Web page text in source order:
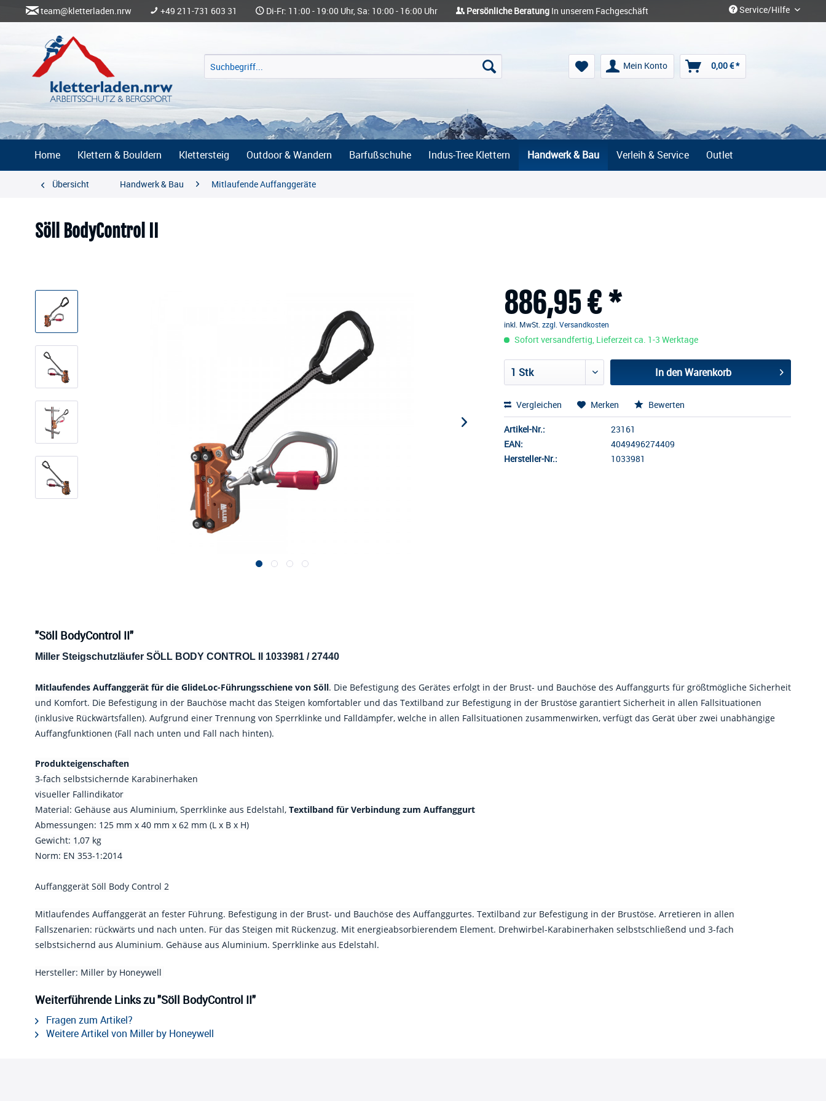
team@kletterladen.nrw +49 211-731 603 31 Di-Fr: 11:00 - 19:00 Uhr, Sa: 10:00 - 16:00 Uhr Persönliche Beratung In unserem Fachgeschäft Service/Hilfe
Mein Konto 0,00 € *
Home Klettern & Bouldern Klettersteig Outdoor & Wandern Barfußschuhe Indus-Tree Klettern Handwerk & Bau Verleih & Service Outlet
Übersicht Handwerk & Bau Mitlaufende Auffanggeräte
Söll BodyControl II
886,95 € *
inkl. MwSt. zzgl. Versandkosten
Sofort versandfertig, Lieferzeit ca. 1-3 Werktage
In denWarenkorb
Vergleichen Merken Bewerten
Artikel-Nr.:
23161
EAN:
4049496274409
Hersteller-Nr.:
1033981
"Söll BodyControl II"
Miller Steigschutzläufer SÖLL BODY CONTROL II 1033981 / 27440
Mitlaufendes Auffanggerät für die GlideLoc-Führungsschiene von Söll. Die Befestigung des Gerätes erfolgt in der Brust- und Bauchöse des Auffanggurts für größtmögliche Sicherheit
und Komfort. Die Befestigung in der Bauchöse macht das Steigen komfortabler und das Textilband zur Befestigung in der Brustöse garantiert Sicherheit in allen Fallsituationen
(inklusive Rückwärtsfallen). Aufgrund einer Trennung von Sperrklinke und Falldämpfer, welche in allen Fallsituationen zusammenwirken, verfügt das Gerät über zwei unabhängige
Auffangfunktionen (Fall nach unten und Fall nach hinten).
Produkteigenschaften
3-fach selbstsichernde Karabinerhaken
visueller Fallindikator
Material: Gehäuse aus Aluminium, Sperrklinke aus Edelstahl, Textilband für Verbindung zum Auffanggurt
Abmessungen: 125 mm x 40 mm x 62 mm (L x B x H)
Gewicht: 1,07 kg
Norm: EN 353-1:2014
Auffanggerät Söll Body Control 2
Mitlaufendes Auffanggerät an fester Führung. Befestigung in der Brust- und Bauchöse des Auffanggurtes. Textilband zur Befestigung in der Brustöse. Arretieren in allen
Fallszenarien: rückwärts und nach unten. Für das Steigen mit Rückenzug. Mit energieabsorbierendem Element. Drehwirbel-Karabinerhaken selbstschließend und 3-fach
selbstsichernd aus Aluminium. Gehäuse aus Aluminium. Sperrklinke aus Edelstahl.
Hersteller: Miller by Honeywell
Weiterführende Links zu "Söll BodyControl II"
Fragen zum Artikel?
Weitere Artikel von Miller by Honeywell